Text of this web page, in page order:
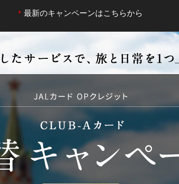
最新のキャンペーンはこちらから